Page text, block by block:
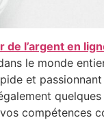
de l’argent en
le monde
et
compétences